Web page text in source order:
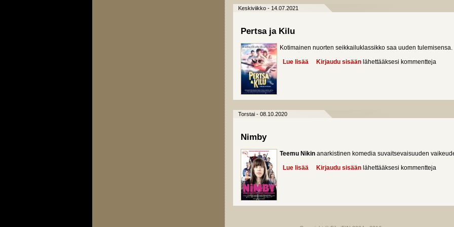
Keskiviikko - 14.07.2021
Pertsa ja Kilu
Kotimainen nuorten seikkailuklassikko saa uuden tulemisensa.
Lue lisää about Pertsa ja Kilu
Kirjaudu sisään lähettääksesi kommentteja
Torstai - 08.10.2020
Nimby
Teemu Nikin anarkistinen komedia suvaitsevaisuuden
Lue lisää about Nimby
Kirjaudu sisään lähettääksesi kommentteja